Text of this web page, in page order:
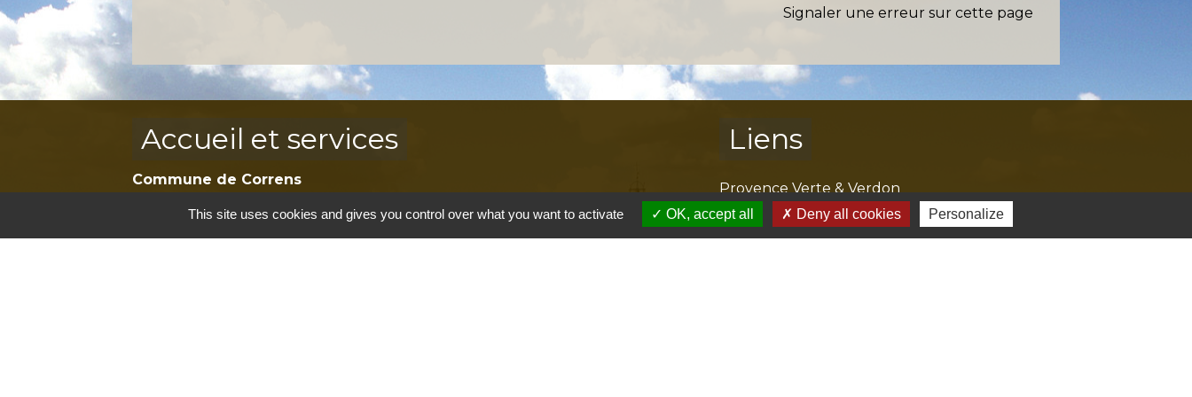
Signaler une erreur sur cette page
Accueil et services
Commune de Correns
83570 Correns - FRANCE
+33 4 94 37 21 95
Liens
Provence Verte & Verdon
Préfecture du Var
Réglementation de l'accès aux massifs forestiers
This site uses cookies and gives you control over what you want to activate OK, accept all Deny all cookies Personalize